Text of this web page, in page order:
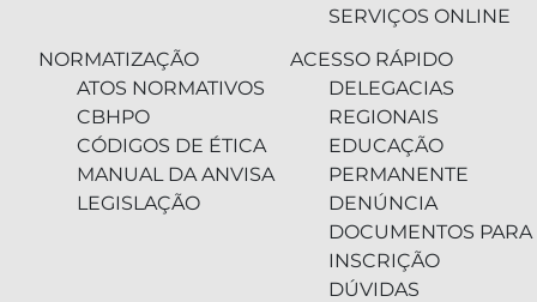
SERVIÇOS ONLINE
NORMATIZAÇÃO
ATOS NORMATIVOS
CBHPO
CÓDIGOS DE ÉTICA
MANUAL DA ANVISA
LEGISLAÇÃO
ACESSO RÁPIDO
DELEGACIAS
REGIONAIS
EDUCAÇÃO
PERMANENTE
DENÚNCIA
DOCUMENTOS PARA
INSCRIÇÃO
DÚVIDAS